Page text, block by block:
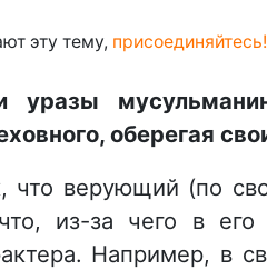
эту тему, присоединяйтесь!
уразы
оберегая
что верующий (по
из-за чего в его
Например, в